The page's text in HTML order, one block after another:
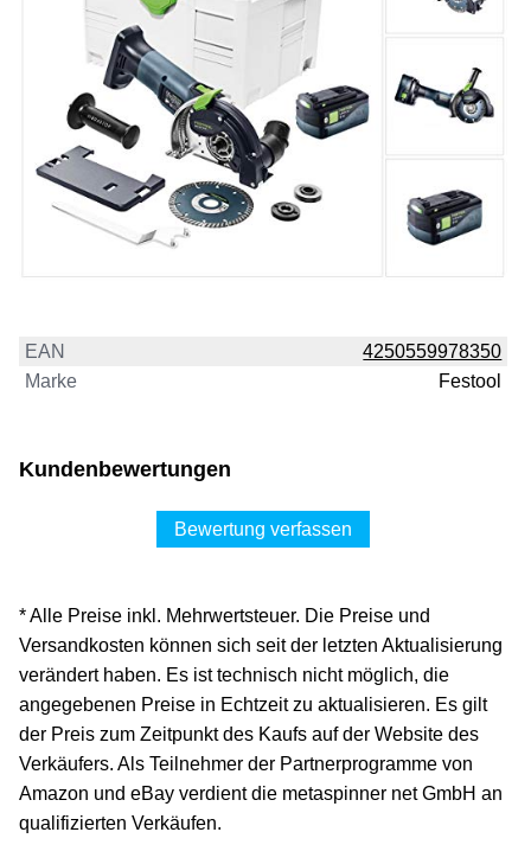
EAN
4250559978350
Marke
Festool
Kundenbewertungen
Bewertung verfassen
* Alle Preise inkl. Mehrwertsteuer. Die Preise und
Versandkosten können sich seit der letzten Aktualisierung
verändert haben. Es ist technisch nicht möglich, die
angegebenen Preise in Echtzeit zu aktualisieren. Es gilt
der Preis zum Zeitpunkt des Kaufs auf der Website des
Verkäufers. Als Teilnehmer der Partnerprogramme von
Amazon und eBay verdient die metaspinner net GmbH an
qualifizierten Verkäufen.